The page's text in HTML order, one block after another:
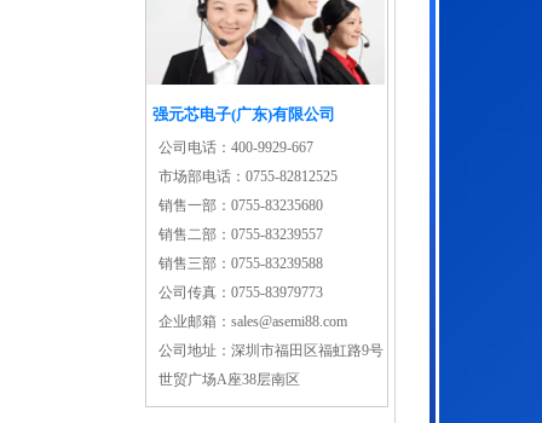
强元芯电子(广东)有限公司
公司电话： 400-9929-667
市场部电话： 0755-82812525
销售一部： 0755-83235680
销售二部： 0755-83239557
销售三部： 0755-83239588
公司传真： 0755-83979773
企业邮箱： sales@asemi88.com
公司地址： 深圳市福田区福虹路9号
世贸广场A座38层南区